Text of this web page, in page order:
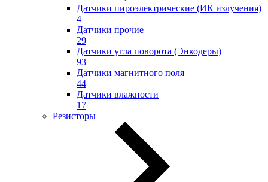
Датчики пироэлектрические (ИК излучения)
4
Датчики прочие
29
Датчики угла поворота (Энкодеры)
93
Датчики магнитного поля
44
Датчики влажности
17
Резисторы